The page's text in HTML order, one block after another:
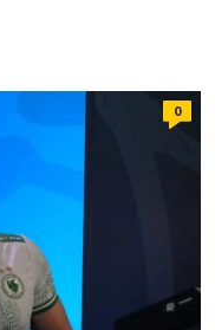
0